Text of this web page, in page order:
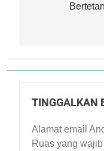
TINGGALKAN
Alamat email
Ruas yang